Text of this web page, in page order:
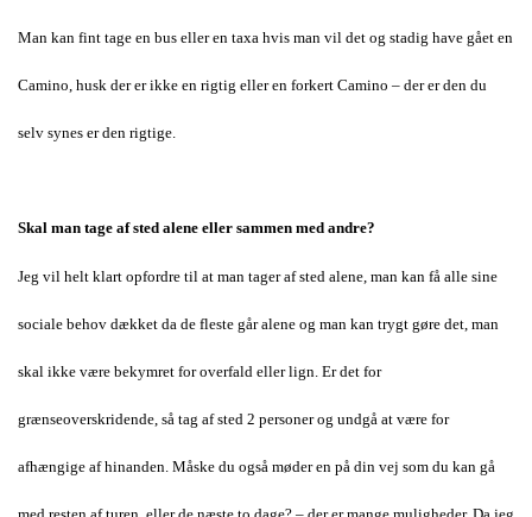
Man kan fint tage en bus eller en taxa hvis man vil det og stadig have gået en
Camino, husk der er ikke en rigtig eller en forkert Camino – der er den du
selv synes er den rigtige.
Skal man tage af sted alene eller sammen med andre?
Jeg vil helt klart opfordre til at man tager af sted alene, man kan få alle sine
sociale behov dækket da de fleste går alene og man kan trygt gøre det, man
skal ikke være bekymret for overfald eller lign. Er det for
grænseoverskridende, så tag af sted 2 personer og undgå at være for
afhængige af hinanden. Måske du også møder en på din vej som du kan gå